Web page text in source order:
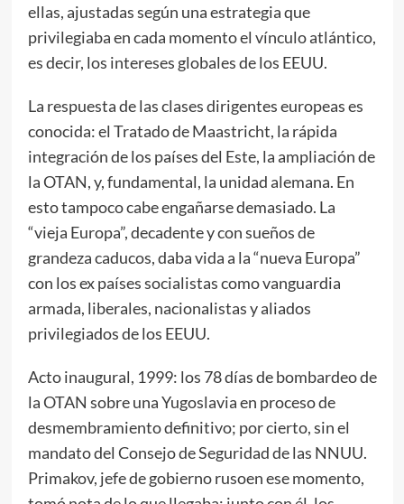
ellas, ajustadas según una estrategia que
privilegiaba en cada momento el vínculo atlántico,
es decir, los intereses globales de los EEUU.
La respuesta de las clases dirigentes europeas es
conocida: el Tratado de Maastricht, la rápida
integración de los países del Este, la ampliación de
la OTAN, y, fundamental, la unidad alemana. En
esto tampoco cabe engañarse demasiado. La
“vieja Europa”, decadente y con sueños de
grandeza caducos, daba vida a la “nueva Europa”
con los ex países socialistas como vanguardia
armada, liberales, nacionalistas y aliados
privilegiados de los EEUU.
Acto inaugural, 1999: los 78 días de bombardeo de
la OTAN sobre una Yugoslavia en proceso de
desmembramiento definitivo; por cierto, sin el
mandato del Consejo de Seguridad de las NNUU.
Primakov, jefe de gobierno rusoen ese momento,